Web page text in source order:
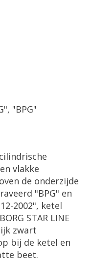
", "BPG"
cilindrische
en vlakke
de onderzijde
"BPG" en
12-2002", ketel
STAR LINE
zwart
bij de ketel en
beet.